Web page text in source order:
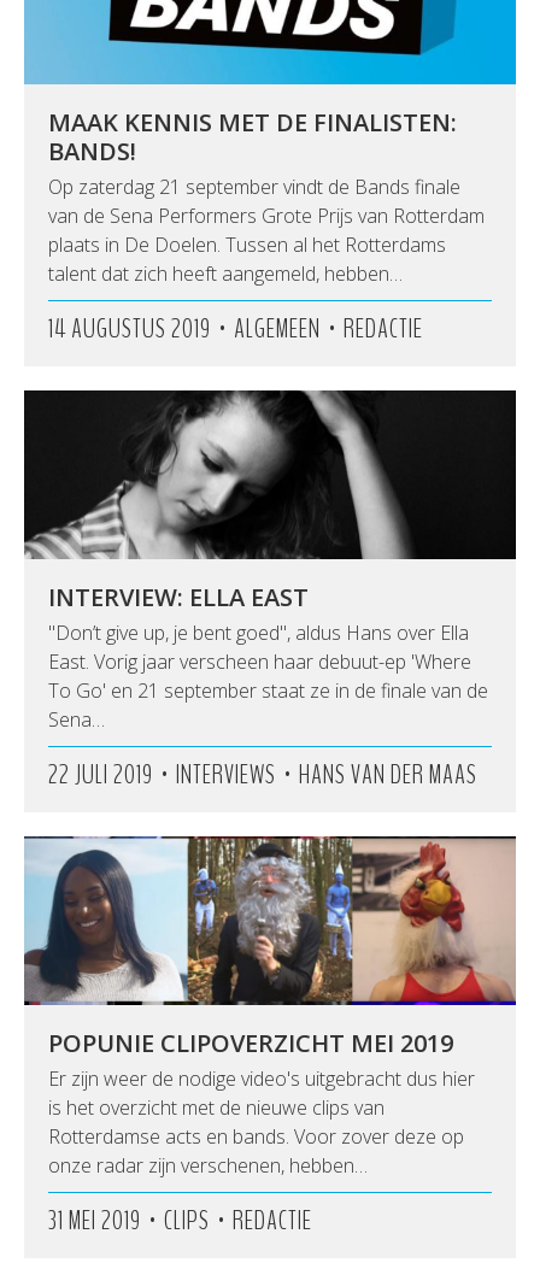
MAAK KENNIS MET DE FINALISTEN:
BANDS!
Op zaterdag 21 september vindt de Bands finale
van de Sena Performers Grote Prijs van Rotterdam
plaats in De Doelen. Tussen al het Rotterdams
talent dat zich heeft aangemeld, hebben…
14 AUGUSTUS 2019 • ALGEMEEN • REDACTIE
INTERVIEW: ELLA EAST
"Don’t give up, je bent goed", aldus Hans over Ella
East. Vorig jaar verscheen haar debuut-ep 'Where
To Go' en 21 september staat ze in de finale van de
Sena…
22 JULI 2019 • INTERVIEWS • HANS VAN DER MAAS
POPUNIE CLIPOVERZICHT MEI 2019
Er zijn weer de nodige video's uitgebracht dus hier
is het overzicht met de nieuwe clips van
Rotterdamse acts en bands. Voor zover deze op
onze radar zijn verschenen, hebben…
31 MEI 2019 • CLIPS • REDACTIE